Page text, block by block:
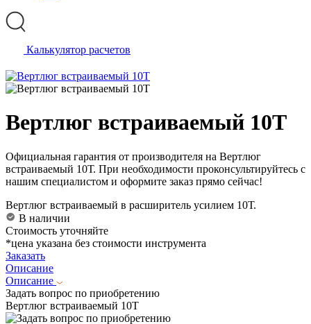
Калькулятор расчетов
Вертлюг встраиваемый 10Т
Официальная гарантия от производителя на Вертлюг
встраиваемый 10Т. При необходимости проконсультируйтесь с
нашим специалистом и оформите заказ прямо сейчас!
Вертлюг встраиваемый в расширитель усилием 10Т.
В наличии
Стоимость уточняйте
*цена указана без стоимости инструмента
Заказать
Описание
Описание
Задать вопрос по приобретению
Вертлюг встраиваемый 10Т